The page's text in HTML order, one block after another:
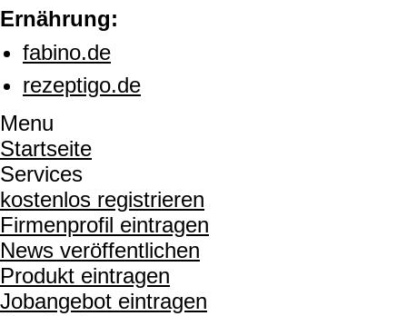
Ernährung:
fabino.de
rezeptigo.de
Menu
Startseite
Services
kostenlos registrieren
Firmenprofil eintragen
News veröffentlichen
Produkt eintragen
Jobangebot eintragen